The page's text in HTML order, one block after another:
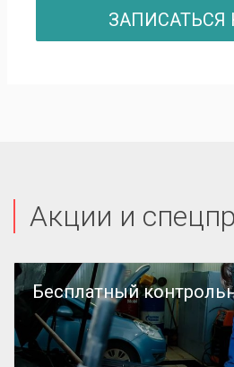
ЗАПИСАТЬСЯ
Акции и
Бесплатный